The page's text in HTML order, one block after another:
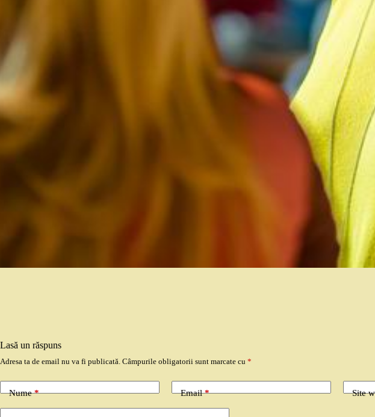
Lasă un răspuns
Adresa ta de email nu va fi publicată. Câmpurile obligatorii sunt marcate cu *
Nume* Email* Site